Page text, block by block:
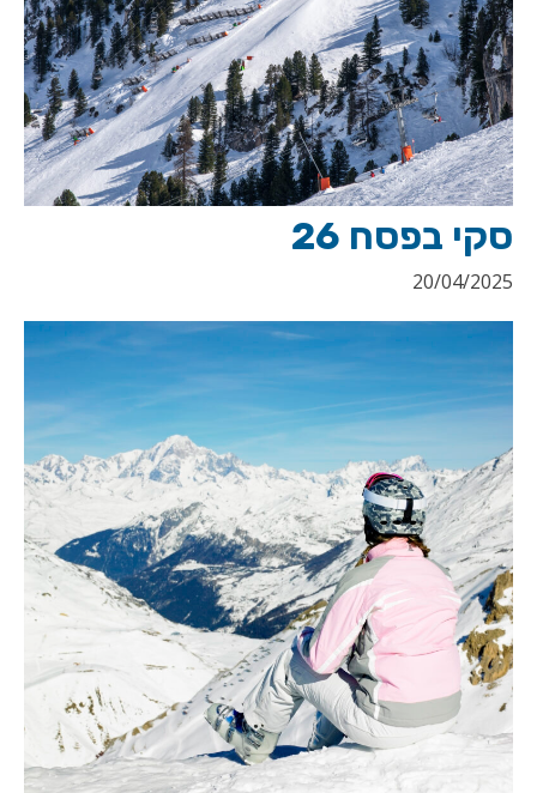
סקי בפסח 26
20/04/2025